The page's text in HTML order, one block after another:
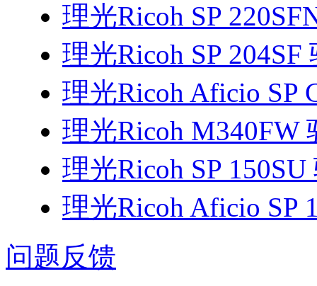
理光Ricoh SP
理光Ricoh SP 204SF
理光Ricoh Aficio SP
理光Ricoh M340FW
理光Ricoh SP 150SU
理光Ricoh Aficio SP
问题反馈